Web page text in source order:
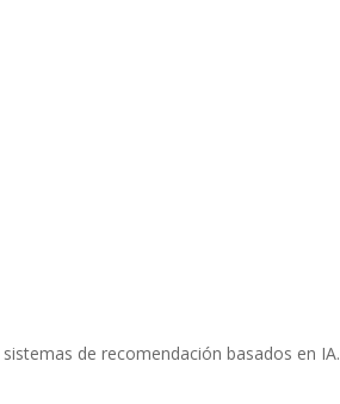
de recomendación basados en IA.